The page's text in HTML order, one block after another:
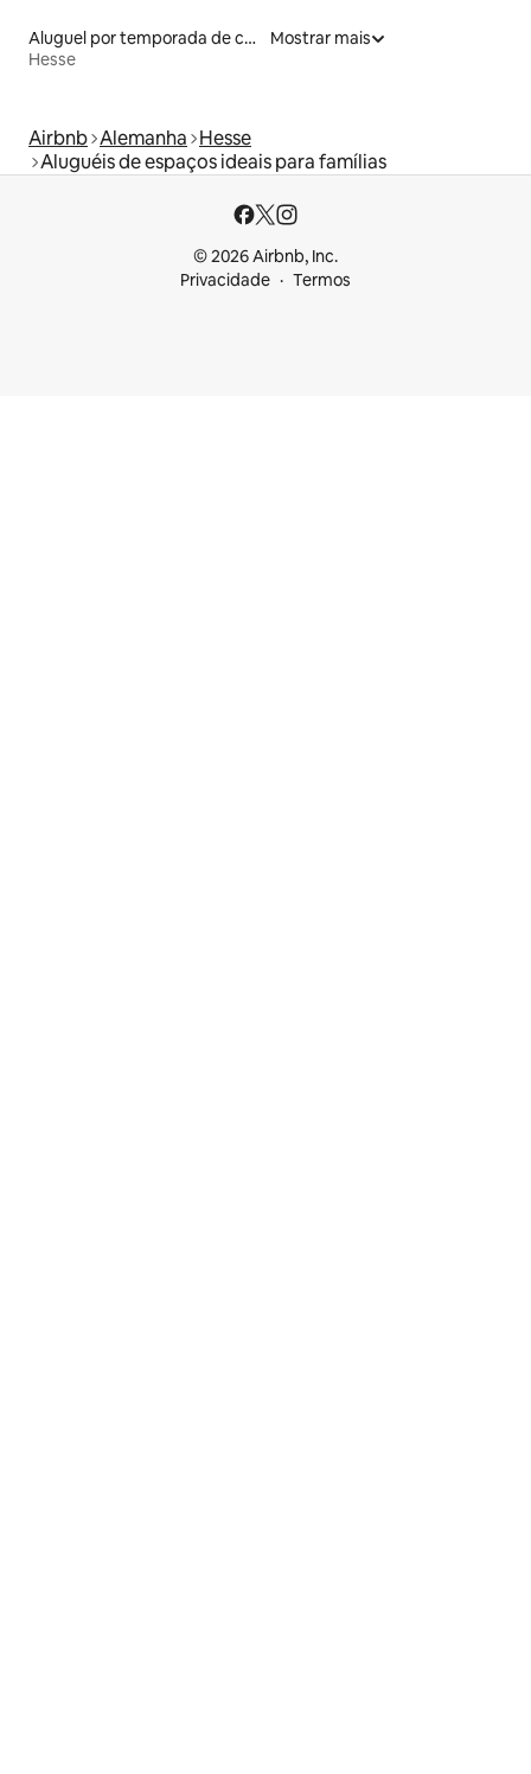
Aluguel por temporada de casas de hóspedes
Hesse
Mostrar mais
Airbnb Alemanha Hesse
Aluguéis de espaços ideais para famílias
© 2026 Airbnb, Inc.
Privacidade
Termos